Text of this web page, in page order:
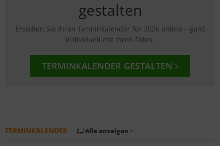
gestalten
Erstellen Sie Ihren Terminkalender für 2026 online – ganz
individuell mit Ihren Fotos.
TERMINKALENDER GESTALTEN
TERMINKALENDER Alle anzeigen